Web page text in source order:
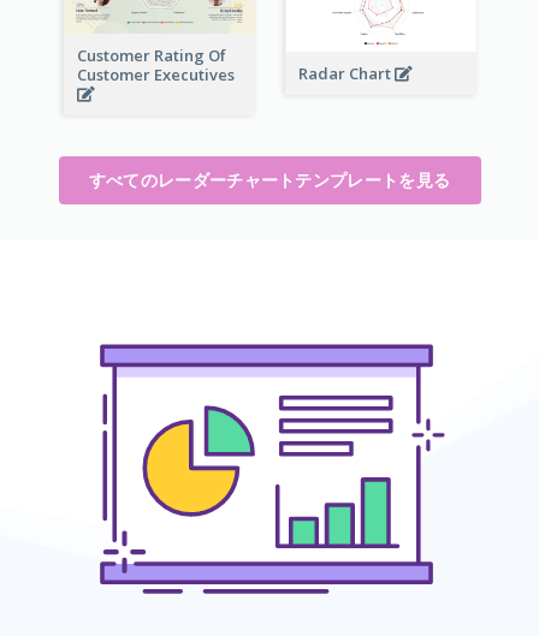
Customer Rating Of
Customer Executives
Radar Chart
すべてのレーダーチャートテンプレートを見る